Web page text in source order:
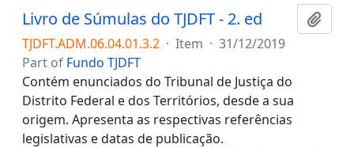
Livro de Súmulas do TJDFT - 2. ed
TJDFT.ADM.06.04.01.3.2 · Item · 31/12/2019
Part of Fundo TJDFT
Contém enunciados do Tribunal de Justiça do
Distrito Federal e dos Territórios, desde a sua
origem. Apresenta as respectivas referências
legislativas e datas de publicação.